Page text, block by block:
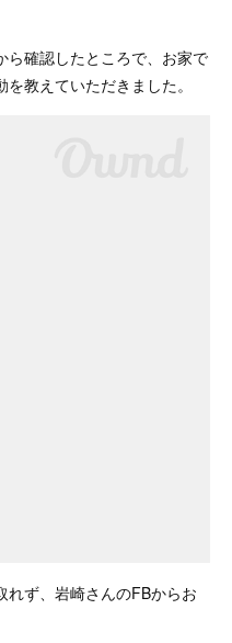
ら確認したところで、お家で
教えていただきました。
れず、岩崎さんのFBからお